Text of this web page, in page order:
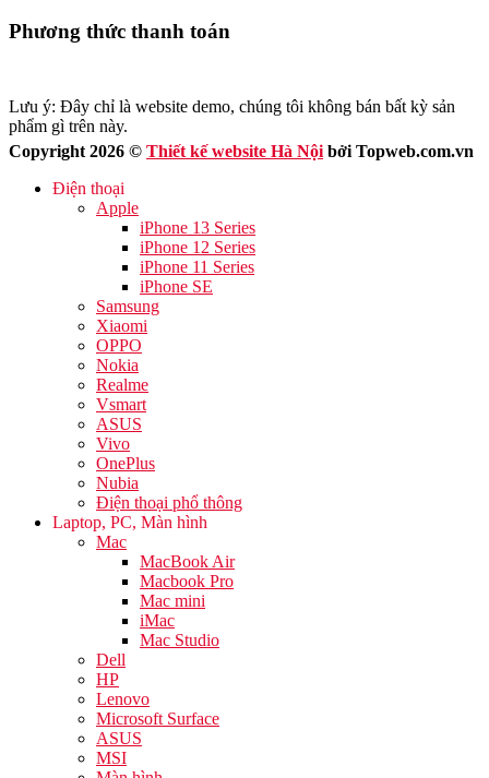
Phương thức thanh toán
Lưu ý: Đây chỉ là website demo, chúng tôi không bán bất kỳ sản
phẩm gì trên này.
Copyright 2026 © Thiết kế website Hà Nội bởi Topweb.com.vn
Điện thoại
Apple
iPhone 13 Series
iPhone 12 Series
iPhone 11 Series
iPhone SE
Samsung
Xiaomi
OPPO
Nokia
Realme
Vsmart
ASUS
Vivo
OnePlus
Nubia
Điện thoại phổ thông
Laptop, PC, Màn hình
Mac
MacBook Air
Macbook Pro
Mac mini
iMac
Mac Studio
Dell
HP
Lenovo
Microsoft Surface
ASUS
MSI